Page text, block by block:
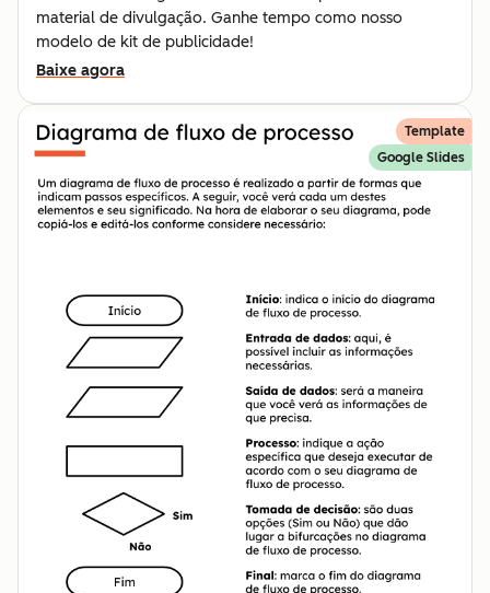
material de divulgação. Ganhe tempo como nosso
modelo de kit de publicidade!
Baixe agora
Template
Google Slides